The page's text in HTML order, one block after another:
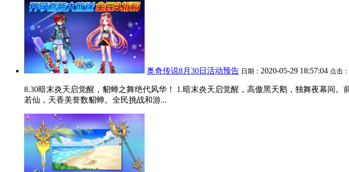
奥奇传说8月30日活动预告 日期： 2020-05-29 18:57:04 点击：
8.30暗末炎天启觉醒，貂蝉之舞绝代风华！ 1.暗末炎天启觉醒，高傲黑天鹅，独舞夜幕间
若仙，天香美誉数貂蝉。全民挑战和游...